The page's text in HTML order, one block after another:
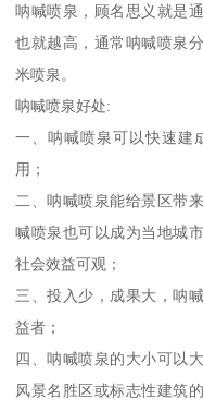
呐喊喷泉，顾名思义就是
也就越高，通常呐喊喷泉
米喷泉。
呐喊喷泉好处:
一、呐喊喷泉可以快速建
用；
二、呐喊喷泉能给景区带
喊喷泉也可以成为当地城
社会效益可观；
三、投入少，成果大，呐
益者；
四、呐喊喷泉的大小可以
风景名胜区或标志性建筑